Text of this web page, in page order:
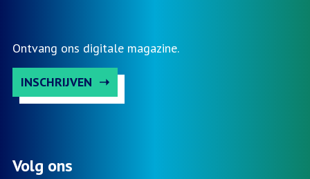
Ontvang ons digitale magazine.
INSCHRIJVEN
Volg ons